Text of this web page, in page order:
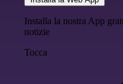
Installa la nostra App
notizie
Tocca